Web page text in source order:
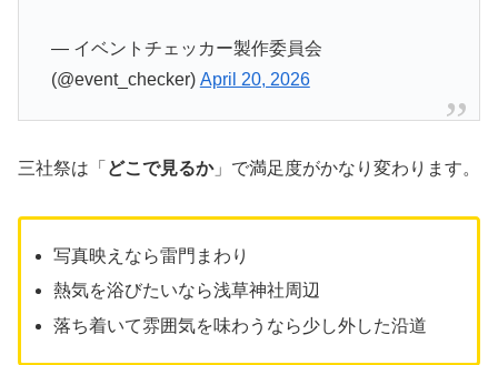
— イベントチェッカー製作委員会
(@event_checker) April 20, 2026
三社祭は「 どこで見るか」で満足度がかなり変わります。
写真映えなら雷門まわり
熱気を浴びたいなら浅草神社周辺
落ち着いて雰囲気を味わうなら少し外した沿道